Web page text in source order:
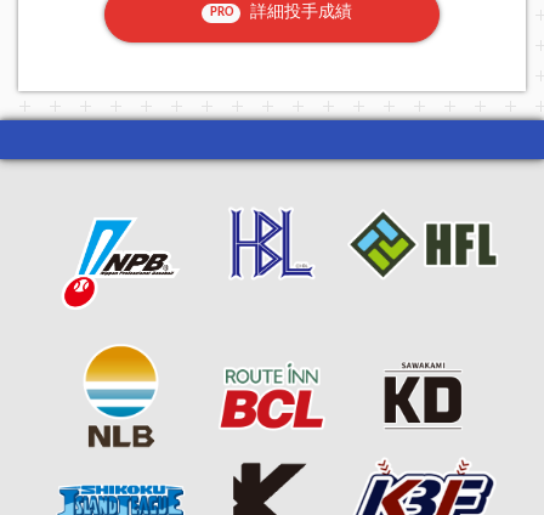
PRO 詳細投手成績